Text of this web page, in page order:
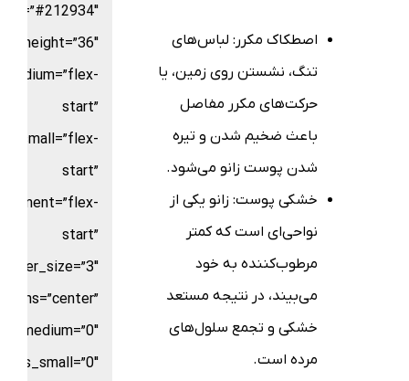
اصطکاک مکرر: لباس‌های
تنگ، نشستن روی زمین، یا
حرکت‌های مکرر مفاصل
باعث ضخیم شدن و تیره
شدن پوست زانو می‌شود.
خشکی پوست: زانو یکی از
نواحی‌ای است که کمتر
مرطوب‌کننده به خود
می‌بیند، در نتیجه مستعد
خشکی و تجمع سلول‌های
مرده است.
start”
start”
start”